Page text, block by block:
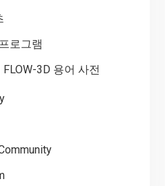
로그램
3D 용어 사전